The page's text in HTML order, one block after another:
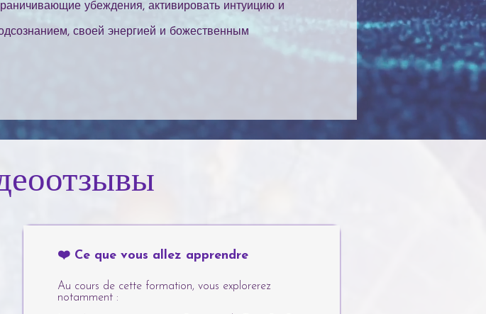
убеждения, активировать интуицию и
своей энергией и божественным
❤️ Ce que vous allez apprendre
Au cours de cette formation, vous explorerez
notamment :